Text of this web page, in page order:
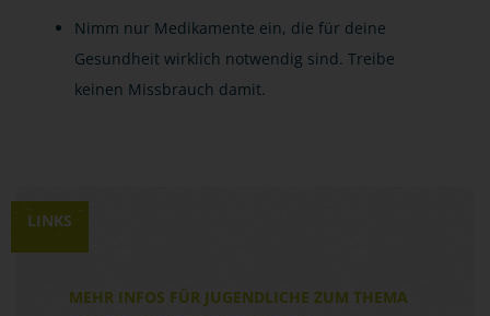
Nimm nur Medikamente ein, die für deine
Gesundheit wirklich notwendig sind. Treibe
keinen Missbrauch damit.
LINKS
MEHR INFOS FÜR JUGENDLICHE ZUM THEMA